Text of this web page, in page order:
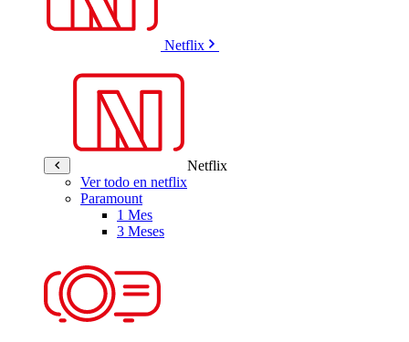
Netflix
Netflix
Ver todo en netflix
Paramount
1 Mes
3 Meses